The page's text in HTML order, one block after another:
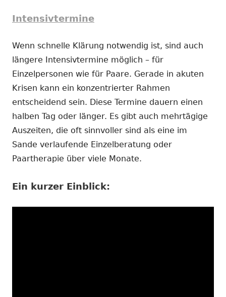
Intensivtermine
Wenn schnelle Klärung notwendig ist, sind auch
längere Intensivtermine möglich – für
Einzelpersonen wie für Paare. Gerade in akuten
Krisen kann ein konzentrierter Rahmen
entscheidend sein. Diese Termine dauern einen
halben Tag oder länger. Es gibt auch mehrtägige
Auszeiten, die oft sinnvoller sind als eine im
Sande verlaufende Einzelberatung oder
Paartherapie über viele Monate.
Ein kurzer Einblick: